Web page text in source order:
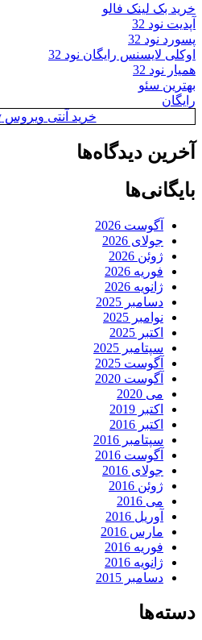
خرید بک لینک فالو
آپدیت نود 32
پسورد نود 32
اوکلی لایسنس رایگان نود 32
همیار نود 32
بهترین سئو
رایگان
خرید آنتی ویروس Kaspersky
آخرین دیدگاه‌ها
بایگانی‌ها
آگوست 2026
جولای 2026
ژوئن 2026
فوریه 2026
ژانویه 2026
دسامبر 2025
نوامبر 2025
اکتبر 2025
سپتامبر 2025
آگوست 2025
آگوست 2020
می 2020
اکتبر 2019
اکتبر 2016
سپتامبر 2016
آگوست 2016
جولای 2016
ژوئن 2016
می 2016
آوریل 2016
مارس 2016
فوریه 2016
ژانویه 2016
دسامبر 2015
دسته‌ها